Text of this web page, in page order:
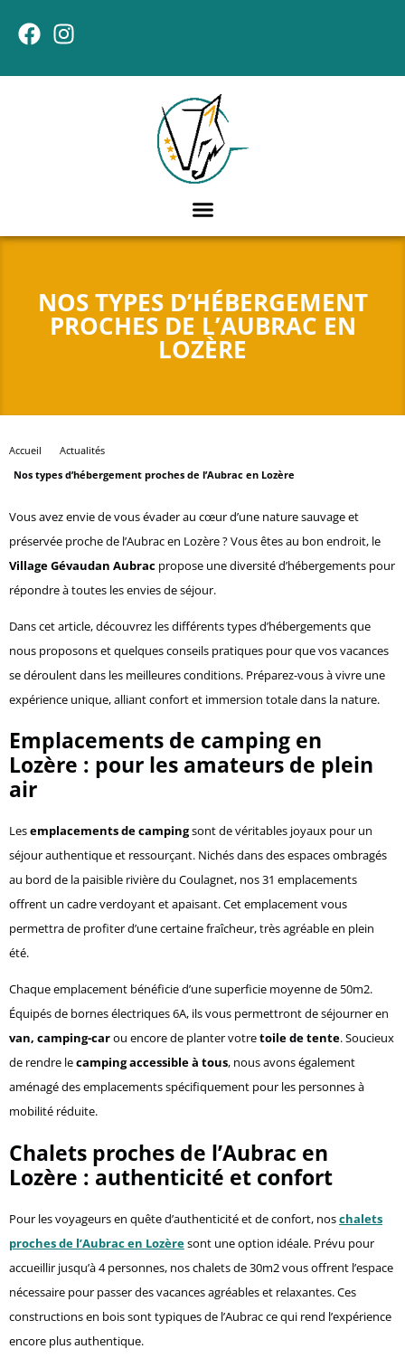
NOS TYPES D’HÉBERGEMENT
PROCHES DE L’AUBRAC EN
LOZÈRE
Accueil
Actualités
Nos types d’hébergement proches de l’Aubrac en Lozère
Vous avez envie de vous évader au cœur d’une nature sauvage et
préservée proche de l’Aubrac en Lozère ? Vous êtes au bon endroit, le
Village Gévaudan Aubrac propose une diversité d’hébergements pour
répondre à toutes les envies de séjour.
Dans cet article, découvrez les différents types d’hébergements que
nous proposons et quelques conseils pratiques pour que vos vacances
se déroulent dans les meilleures conditions. Préparez-vous à vivre une
expérience unique, alliant confort et immersion totale dans la nature.
Emplacements de camping en
Lozère : pour les amateurs de plein
air
Lesemplacements de campingsont de véritables joyaux pour un
séjour authentique et ressourçant. Nichés dans des espaces ombragés
au bord de la paisible rivière du Coulagnet, nos 31 emplacements
offrent un cadre verdoyant et apaisant. Cet emplacement vous
permettra de profiter d’une certaine fraîcheur, très agréable en plein
été.
Chaque emplacement bénéficie d’une superficie moyenne de 50m2.
Équipés de bornes électriques 6A, ils vous permettront de séjourner en
van, camping-carou encore de planter votretoile de tente. Soucieux
de rendre lecamping accessible à tous, nous avons également
aménagé des emplacements spécifiquement pour les personnes à
mobilité réduite.
Chalets proches de l’Aubrac en
Lozère : authenticité et confort
Pour les voyageurs en quête d’authenticité et de confort, noschalets
proches de l’Aubrac en Lozèresont une option idéale. Prévu pour
accueillir jusqu’à 4 personnes, nos chalets de 30m2 vous offrent l’espace
nécessaire pour passer des vacances agréables et relaxantes. Ces
constructions en bois sont typiques de l’Aubrac ce qui rend l’expérience
encore plus authentique.